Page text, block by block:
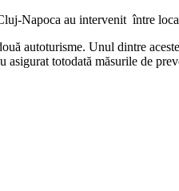
Napoca au intervenit între
autoturisme. Unul dintre
asigurat totodată măsurile de